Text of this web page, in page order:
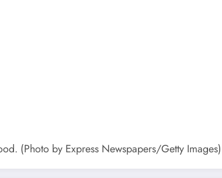
(Photo by Express Newspapers/Getty Images)